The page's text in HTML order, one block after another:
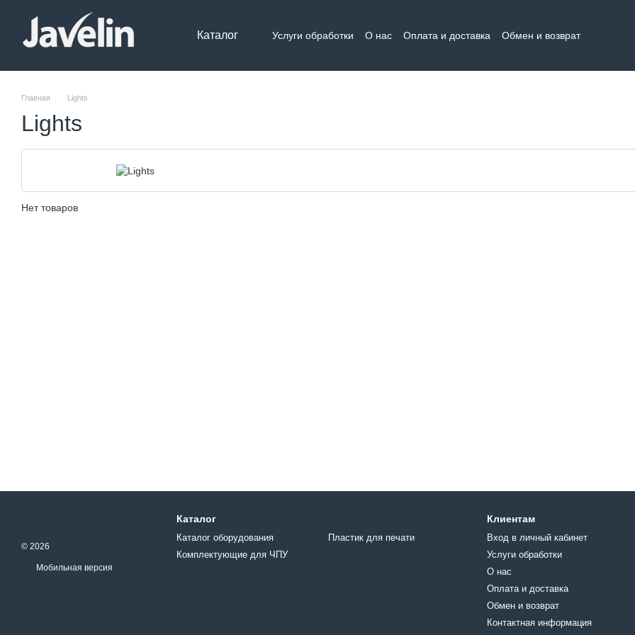
Перейти к основному контенту
Каталог Услуги обработки О нас Оплата и доставка
Обмен и возврат
Главная Lights
Lights
Нет товаров
© 2026
Мобильная версия
Каталог
Каталог оборудования
Комплектующие для ЧПУ
Пластик для печати
Клиентам
Вход в личный кабинет
Услуги обработки
О нас
Оплата и доставка
Обмен и возврат
Контактная информация